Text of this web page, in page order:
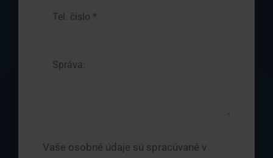
Vaše osobné údaje sú spracúvané v